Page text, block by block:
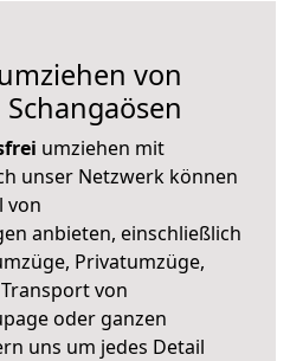
von
umziehen mit
unser Netzwerk können
von
anbieten, einschließlich
Privatumzüge,
von
oder ganzen
uns um jedes Detail